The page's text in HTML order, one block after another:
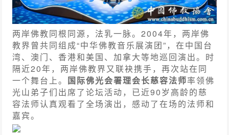
两岸佛教同根同源，法乳一脉。2004年，两岸佛
教界曾共同组成“中华佛教音乐展演团”，在中国台
湾、澳门、香港和美国、加拿大等地巡回演出。时
隔近20年，两岸佛教界又联袂携手，再次站在同
一个舞台上。 国际佛光会署理会长慈容法师率领佛
光山弟子们出席了论坛活动，已近90岁高龄的慈
容法师认真观看了全场演出，感动了在场的法师和
嘉宾。